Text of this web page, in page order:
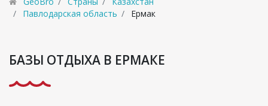
Павлодарская область
Ермак
БАЗЫ ОТДЫХА В ЕРМАКЕ